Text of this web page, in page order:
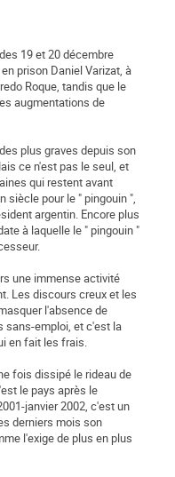
19 et 20 décembre
prison Daniel Varizat, à
Roque, tandis que le
augmentations de
plus graves depuis son
ce n'est pas le seul, et
qui restent avant
siècle pour le " pingouin ",
argentin. Encore plus
à laquelle le " pingouin "
une immense activité
Les discours creux et les
l'absence de
sans-emploi, et c'est la
en fait les frais.
fois dissipé le rideau de
le pays après le
janvier 2002, c'est un
derniers mois son
l'exige de plus en plus